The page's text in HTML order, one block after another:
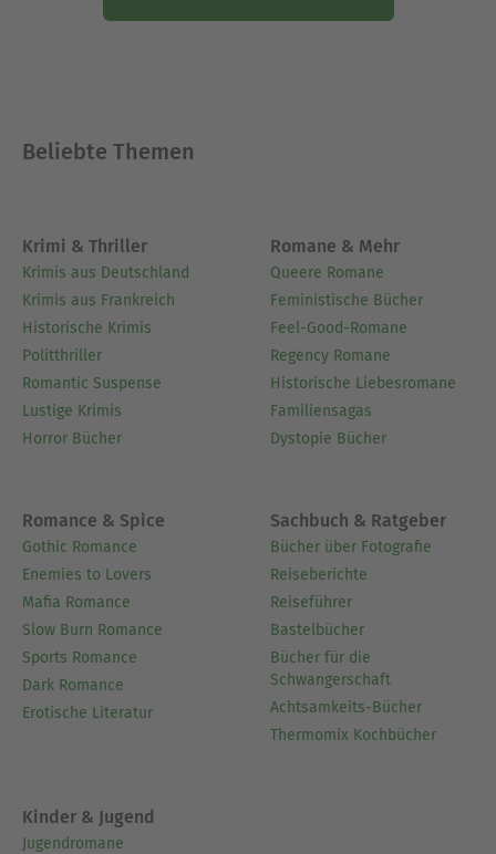
Beliebte Themen
Krimi & Thriller
Krimis aus Deutschland
Krimis aus Frankreich
Historische Krimis
Politthriller
Romantic Suspense
Lustige Krimis
Horror Bücher
Romane & Mehr
Queere Romane
Feministische Bücher
Feel-Good-Romane
Regency Romane
Historische Liebesromane
Familiensagas
Dystopie Bücher
Romance & Spice
Gothic Romance
Enemies to Lovers
Mafia Romance
Slow Burn Romance
Sports Romance
Dark Romance
Erotische Literatur
Sachbuch & Ratgeber
Bücher über Fotografie
Reiseberichte
Reiseführer
Bastelbücher
Bücher für die
Schwangerschaft
Achtsamkeits-Bücher
Thermomix Kochbücher
Kinder & Jugend
Jugendromane